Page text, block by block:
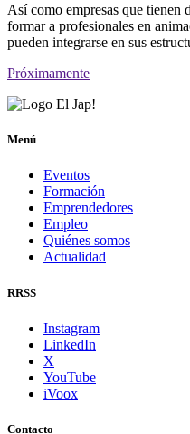
Así como empresas que tienen
formar a profesionales en
pueden integrarse en sus
Próximamente
Menú
Eventos
Formación
Emprendedores
Empleo
Quiénes somos
Actualidad
RRSS
Instagram
LinkedIn
X
YouTube
iVoox
Contacto